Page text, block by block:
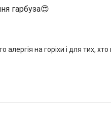
гарбуза😍
на горіхи і для тих,